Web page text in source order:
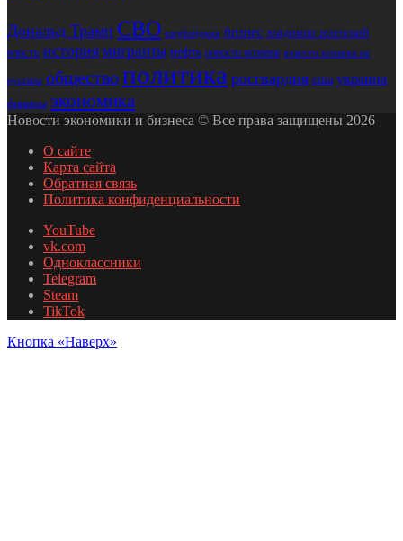
Дональд Трамп СВО азербайджан бизнес владимир зеленский
власть история мигранты нефть новости испании новости испании на
русском обществополитика росгвардия сша украина
финансы экономика
Новости экономики и бизнеса © Все права защищены 2026
О сайте
Карта сайта
Обратная связь
Политика конфиденциальности
YouTube
vk.com
Одноклассники
Telegram
Steam
TikTok
Кнопка «Наверх»